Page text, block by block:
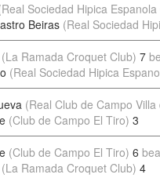
Sociedad Hipica
Beiras (Real Sociedad
(La Ramada Croquet Club) 7
(Real Sociedad Hipica
(Real Club de Campo
(Club de Campo El Tiro) 3
(Club de Campo El Tiro) 6
(La Ramada Croquet Club) 4